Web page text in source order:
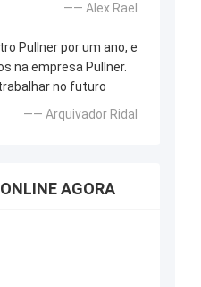
—— Alex Rael
Pullner por um ano, e
na empresa Pullner.
no futuro
—— Arquivador Ridal
AGORA